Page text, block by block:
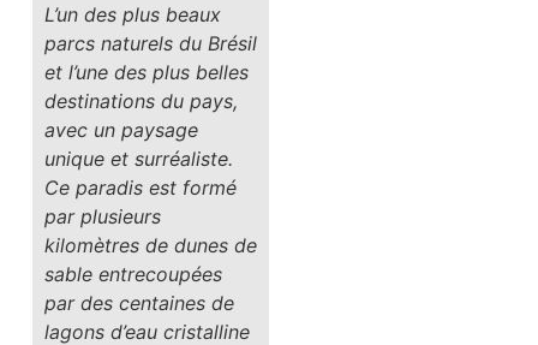
L’un des plus beaux
parcs naturels du Brésil
et l’une des plus belles
destinations du pays,
avec un paysage
unique et surréaliste.
Ce paradis est formé
par plusieurs
kilomètres de dunes de
sable entrecoupées
par des centaines de
lagons d’eau cristalline